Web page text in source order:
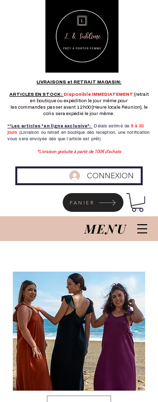
LIVRAISONS et RETRAIT MAGASIN:
ARTICLES EN STOCK : Disponible IMMEDIATEMENT (retrait
en boutique ou expédition le jour même pour
les commandes passer avant 12h00 (Heure locale Réunion), le
colis sera expédié le jour même.
**Les articles "en ligne exclusive": Délais estimé de 8 à 30
jours (Livraison ou retrait en boutique dés reception, une notification
vous sera envoyée dés que l'article est prêt)
*Livraison gratuite à partir de 100€ d'achats
CONNEXION
PANIER
MENU